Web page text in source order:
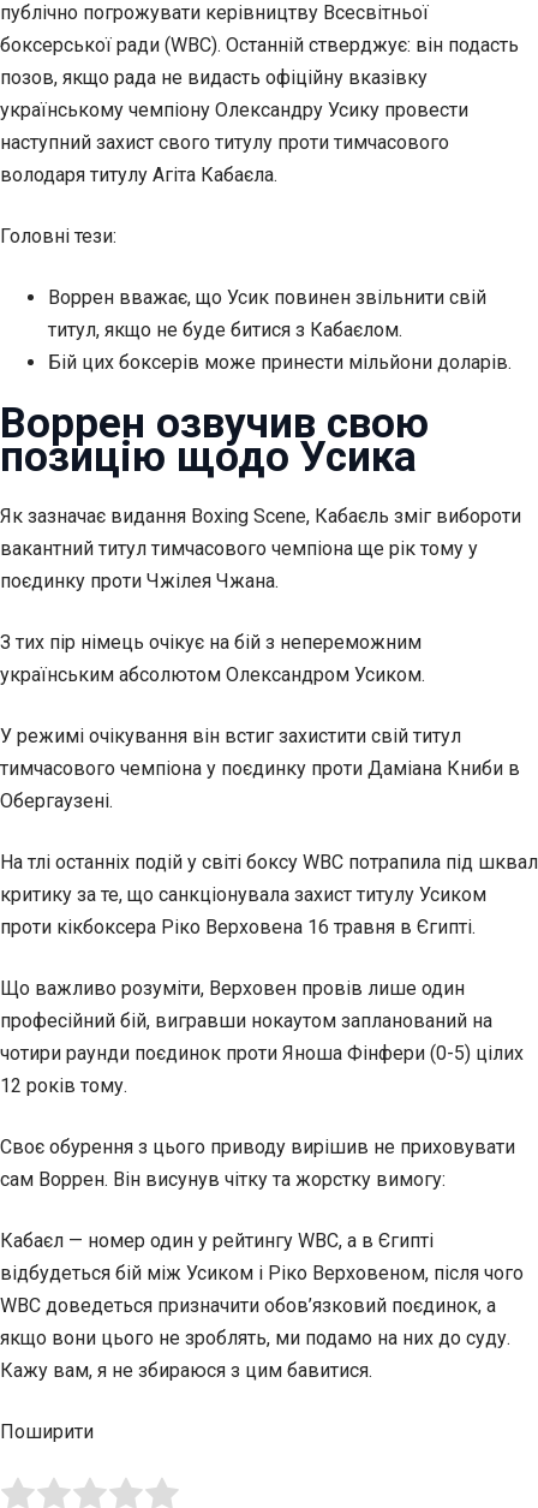
публічно погрожувати керівництву Всесвітньої
боксерської ради (WBC). Останній стверджує: він подасть
позов, якщо рада не видасть офіційну вказівку
українському чемпіону Олександру Усику провести
наступний захист свого титулу проти тимчасового
володаря титулу Агіта Кабаєла.
Головні тези:
Воррен вважає, що Усик повинен звільнити свій
титул, якщо не буде битися з Кабаєлом.
Бій цих боксерів може принести мільйони доларів.
Воррен озвучив свою
позицію щодо Усика
Як зазначає видання Boxing Scene, Кабаєль зміг вибороти
вакантний титул тимчасового чемпіона ще рік тому у
поєдинку проти Чжілея Чжана.
З тих пір німець очікує на бій з непереможним
українським абсолютом Олександром Усиком.
У режимі очікування він встиг захистити свій титул
тимчасового чемпіона у поєдинку проти Даміана Книби в
Обергаузені.
На тлі останніх подій у світі боксу WBC потрапила під шквал
критику за те, що санкціонувала захист титулу Усиком
проти кікбоксера Ріко Верховена 16 травня в Єгипті.
Що важливо розуміти, Верховен провів лише один
професійний бій, вигравши нокаутом запланований на
чотири раунди поєдинок проти Яноша Фінфери (0-5) цілих
12 років тому.
Своє обурення з цього приводу вирішив не приховувати
сам Воррен. Він висунув чітку та жорстку вимогу:
Кабаєл — номер один у рейтингу WBC, а в Єгипті
відбудеться бій між Усиком і Ріко Верховеном, після чого
WBC доведеться призначити обов’язковий поєдинок, а
якщо вони цього не зроблять, ми подамо на них до суду.
Кажу вам, я не збираюся з цим бавитися.
Поширити
Rate this item: